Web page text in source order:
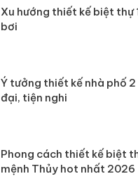
Xu hướng thiết kế biệt thự
bơi
Ý tưởng thiết kế nhà phố
đại, tiện nghi
Phong cách thiết kế biệt
mệnh Thủy hot nhất 2026